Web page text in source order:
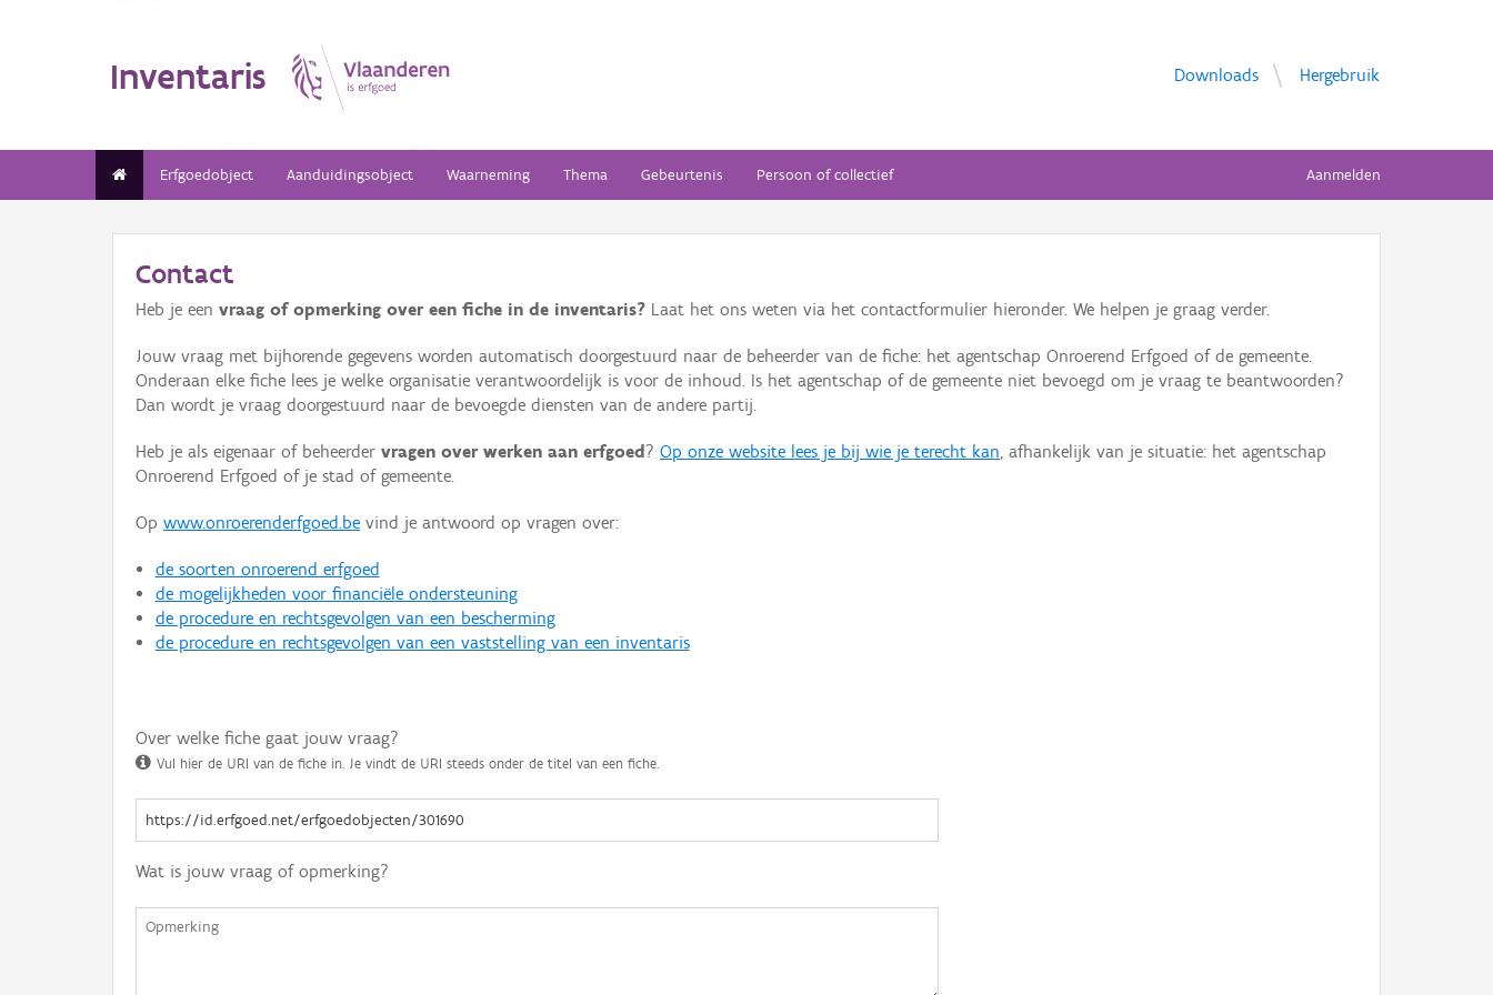
Inventaris Downloads Hergebruik
Erfgoedobject Aanduidingsobject Waarneming Thema Gebeurtenis Persoon of collectief Aanmelden
Contact
Heb je een vraag of opmerking over een fiche in de inventaris? Laat het ons weten via het contactformulier hieronder. We helpen je graag verder.
Jouw vraag met bijhorende gegevens worden automatisch doorgestuurd naar de beheerder van de fiche: het agentschap Onroerend Erfgoed of de gemeente.
Onderaan elke fiche lees je welke organisatie verantwoordelijk is voor de inhoud. Is het agentschap of de gemeente niet bevoegd om je vraag te beantwoorden?
Dan wordt je vraag doorgestuurd naar de bevoegde diensten van de andere partij.
Heb je als eigenaar of beheerder vragen over werken aan erfgoed ? Op onze website lees je bij wie je terecht kan, afhankelijk van je situatie: het agentschap
Onroerend Erfgoed of je stad of gemeente.
Op www.onroerenderfgoed.be vind je antwoord op vragen over:
de soorten onroerend erfgoed
de mogelijkheden voor financiële ondersteuning
de procedure en rechtsgevolgen van een bescherming
de procedure en rechtsgevolgen van een vaststelling van een inventaris
Over welke fiche gaat jouw vraag?
Vul hier de URI van de fiche in. Je vindt de URI steeds onder de titel van een fiche.
Wat is jouw vraag of opmerking?